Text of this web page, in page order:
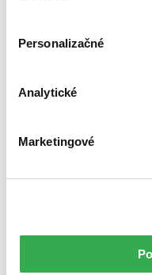
Personalizačné
Analytické
Marketingové
Zrušiť filtre
novéNa tému aranžovanie